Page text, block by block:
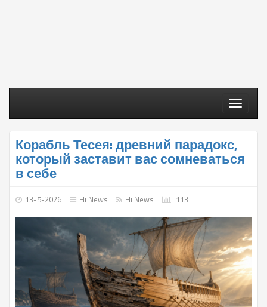
Toggle
Корабль Тесея: древний парадокс,
который заставит вас сомневаться
в себе
13-5-2026 Hi News Hi News 113